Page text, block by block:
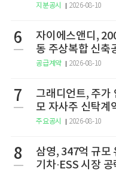
지분공시 2026-08-10
6
자이에스앤디,
동 주상복합 신축
공급계약 2026-08-10
7
그래디언트, 주가
모 자사주 신탁계
주요공시 2026-08-10
8
삼영, 347억 규모
기차·ESS 시장